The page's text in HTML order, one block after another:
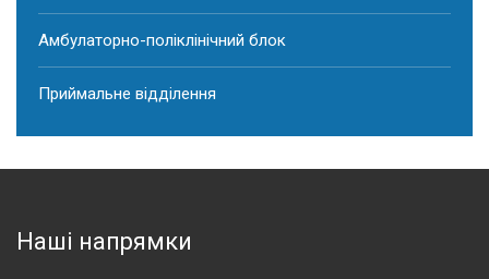
Амбулаторно-поліклінічний блок
Приймальне відділення
Наші напрямки